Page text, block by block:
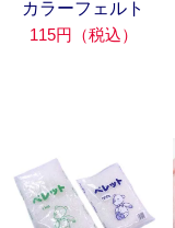
カラーフェルト
115円（税込）